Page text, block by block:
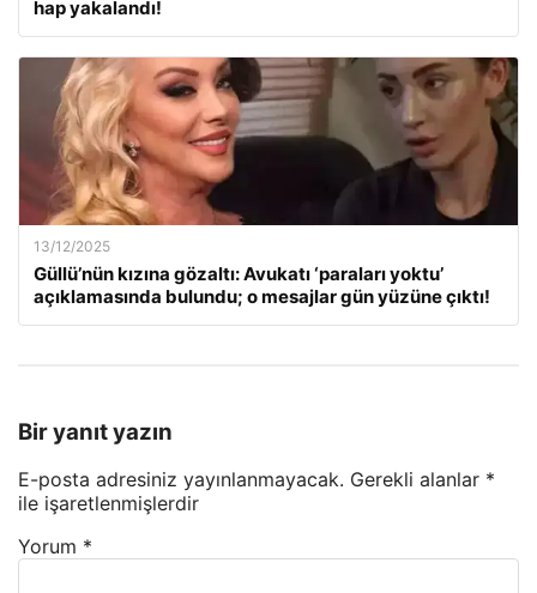
hap yakalandı!
13/12/2025
Güllü’nün kızına gözaltı: Avukatı ‘paraları yoktu’
açıklamasında bulundu; o mesajlar gün yüzüne çıktı!
Bir yanıt yazın
E-posta adresiniz yayınlanmayacak. Gerekli alanlar *
ile işaretlenmişlerdir
Yorum *